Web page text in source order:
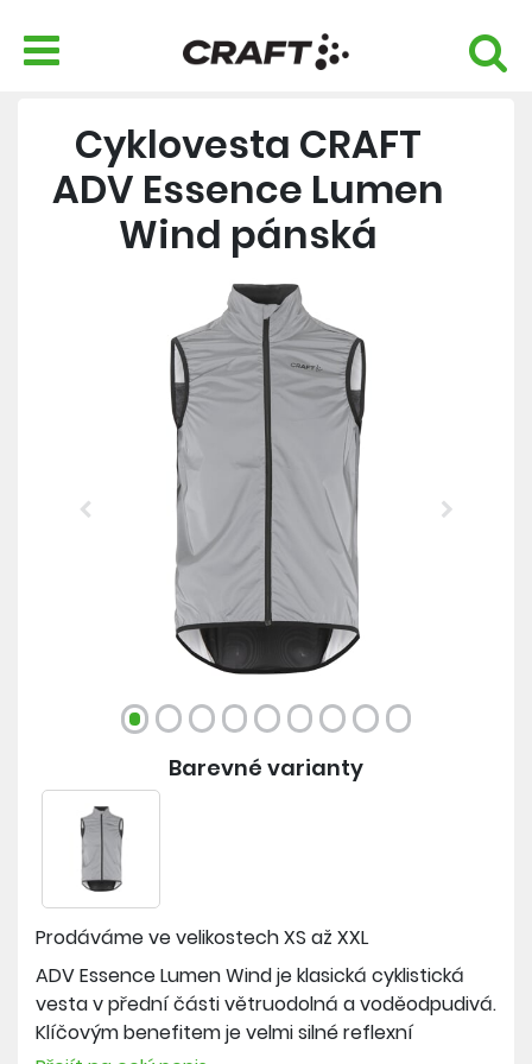
Cyklovesta CRAFT
ADV Essence Lumen
Wind pánská
Previous Next
ADV Essence Lumen Wind je klasická cyklistická
vesta v přední části větruodolná a voděodpudivá.
Klíčovým benefitem je velmi silné reflexní
Prodáváme ve velikostechXS až XXL
Barevné varianty